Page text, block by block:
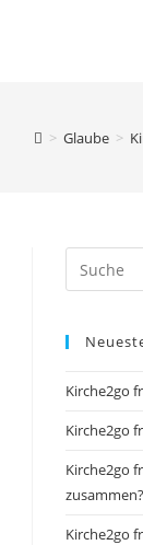
> Glaube >
Kirche2go
Kirche2go
Kirche2go
zusammen?
Kirche2go